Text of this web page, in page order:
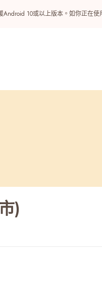
10或以上版本。如你正在
賞 )